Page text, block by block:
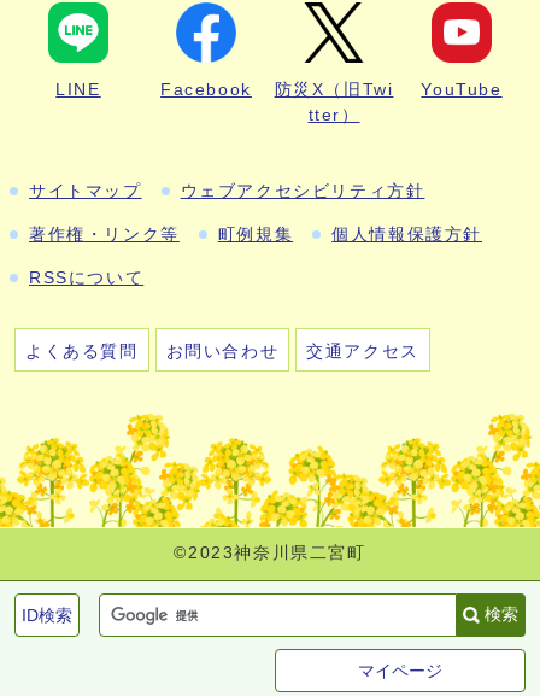
ID検索 検索
マイページ
LINE Facebook
防災X（旧Twi
tter）
YouTube
サイトマップ ウェブアクセシビリティ方針
著作権・リンク等 町例規集 個人情報保護方針
RSSについて
よくある質問 お問い合わせ 交通アクセス
©2023神奈川県二宮町